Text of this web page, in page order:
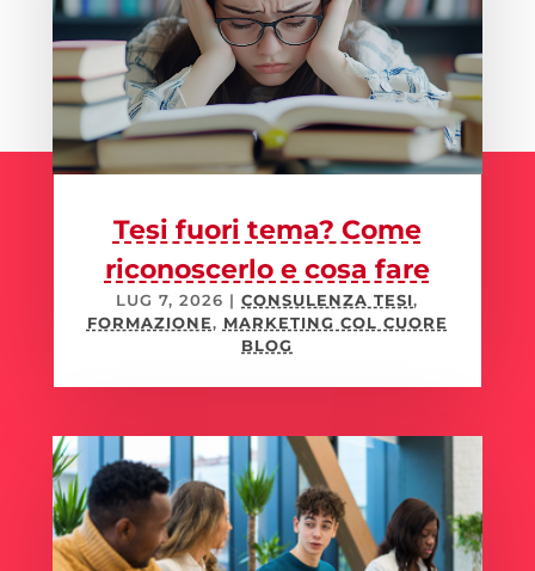
Tesi fuori tema? Come
riconoscerlo e cosa fare
LUG 7, 2026 |CONSULENZA TESI,
FORMAZIONE, MARKETING COL CUORE
BLOG